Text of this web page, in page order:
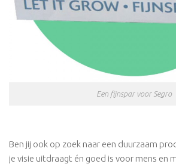
Een fijnspar voor Segro
Ben jij ook op zoek naar een duurzaam
je visie uitdraagt én goed is voor mens en